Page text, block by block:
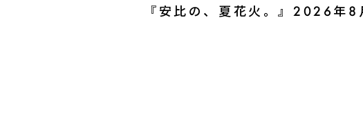
『安比の、夏花火。』2026年8